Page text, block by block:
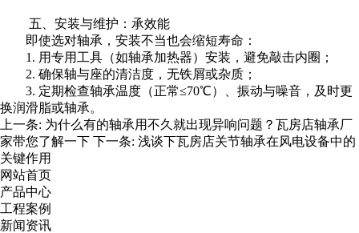
五、安装与维护：承效能
即使选对轴承，安装不当也会缩短寿命：
1. 用专用工具（如轴承加热器）安装，避免敲击内圈；
2. 确保轴与座的清洁度，无铁屑或杂质；
3. 定期检查轴承温度（正常≤70℃）、振动与噪音，及时更
换润滑脂或轴承。
上一条: 为什么有的轴承用不久就出现异响问题？瓦房店轴承厂
家带您了解一下 下一条: 浅谈下瓦房店关节轴承在风电设备中的
关键作用
网站首页
产品中心
工程案例
新闻资讯